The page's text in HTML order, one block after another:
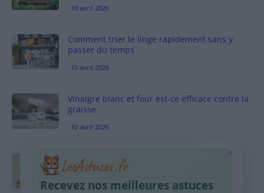
10 avril 2026
Comment trier le linge rapidement sans y
passer du temps
10 avril 2026
Vinaigre blanc et four est-ce efficace contre la
graisse
10 avril 2026
Taches pigmentaires : routine simple +
habitudes qui aident
9 avril 2026
×
Recevez nos meilleures astuces